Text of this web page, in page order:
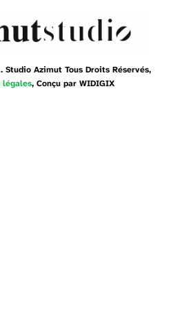
Azimut Tous Droits Réservés,
légales, Conçu par WIDIGIX